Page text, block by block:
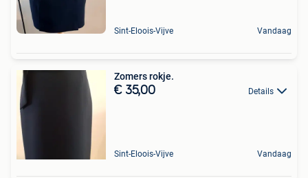
Sint-Eloois-Vijve Vandaag
Zomers rokje.
€ 35,00 Details
Sint-Eloois-Vijve Vandaag